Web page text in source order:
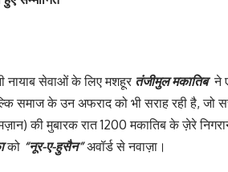
नायाब सेवाओं के लिए मशहूर तंजीमुल मकातिब ने
समाज के उन अफराद को भी सराह रही है, जो
की मुबारक रात 1200 मकातिब के ज़ेरे
को “नूर-ए-हुसैन”अवॉर्ड से नवाज़ा।